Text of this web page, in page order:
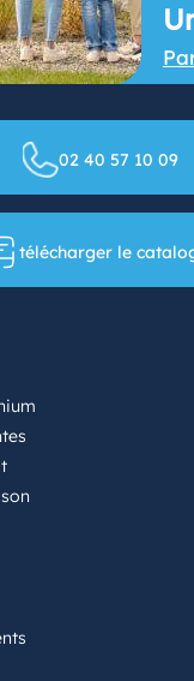
02 40 57 10 09
télécharger le